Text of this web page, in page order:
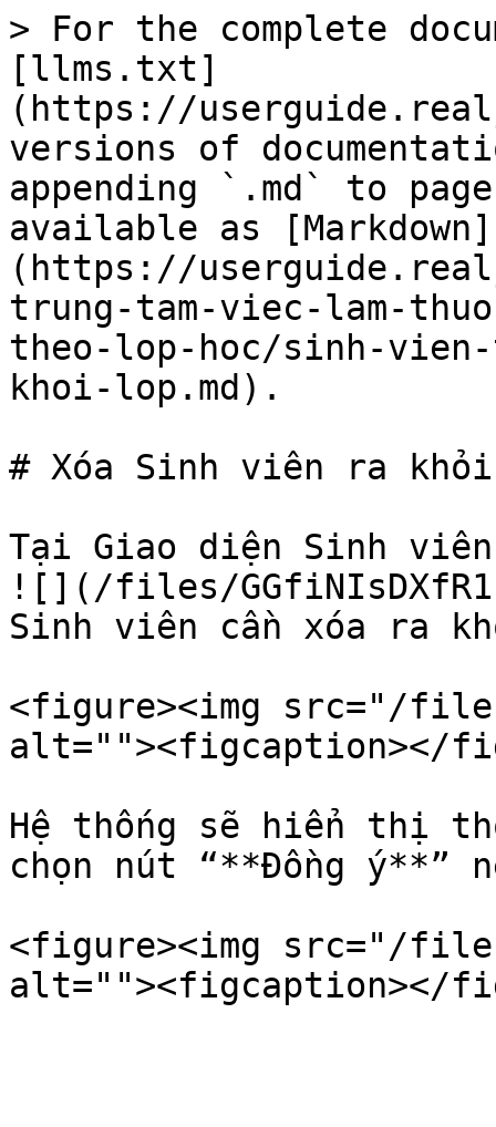
> For the complete
[llms.txt]
(https://
versions of
appending `.md` to
available as [Markdown]
(https://
trung-tam-viec-lam-
theo-lop-hoc/sinh-
khoi-lop.md).
# Xóa Sinh viên ra khỏi
Tại Giao diện Sinh
![](/files/
Sinh viên cần xóa ra
<figure><img src="/
alt=""><figcaption></
Hệ thống sẽ hiển thị
chọn nút “**Đồng ý**”
<figure><img src="/files/